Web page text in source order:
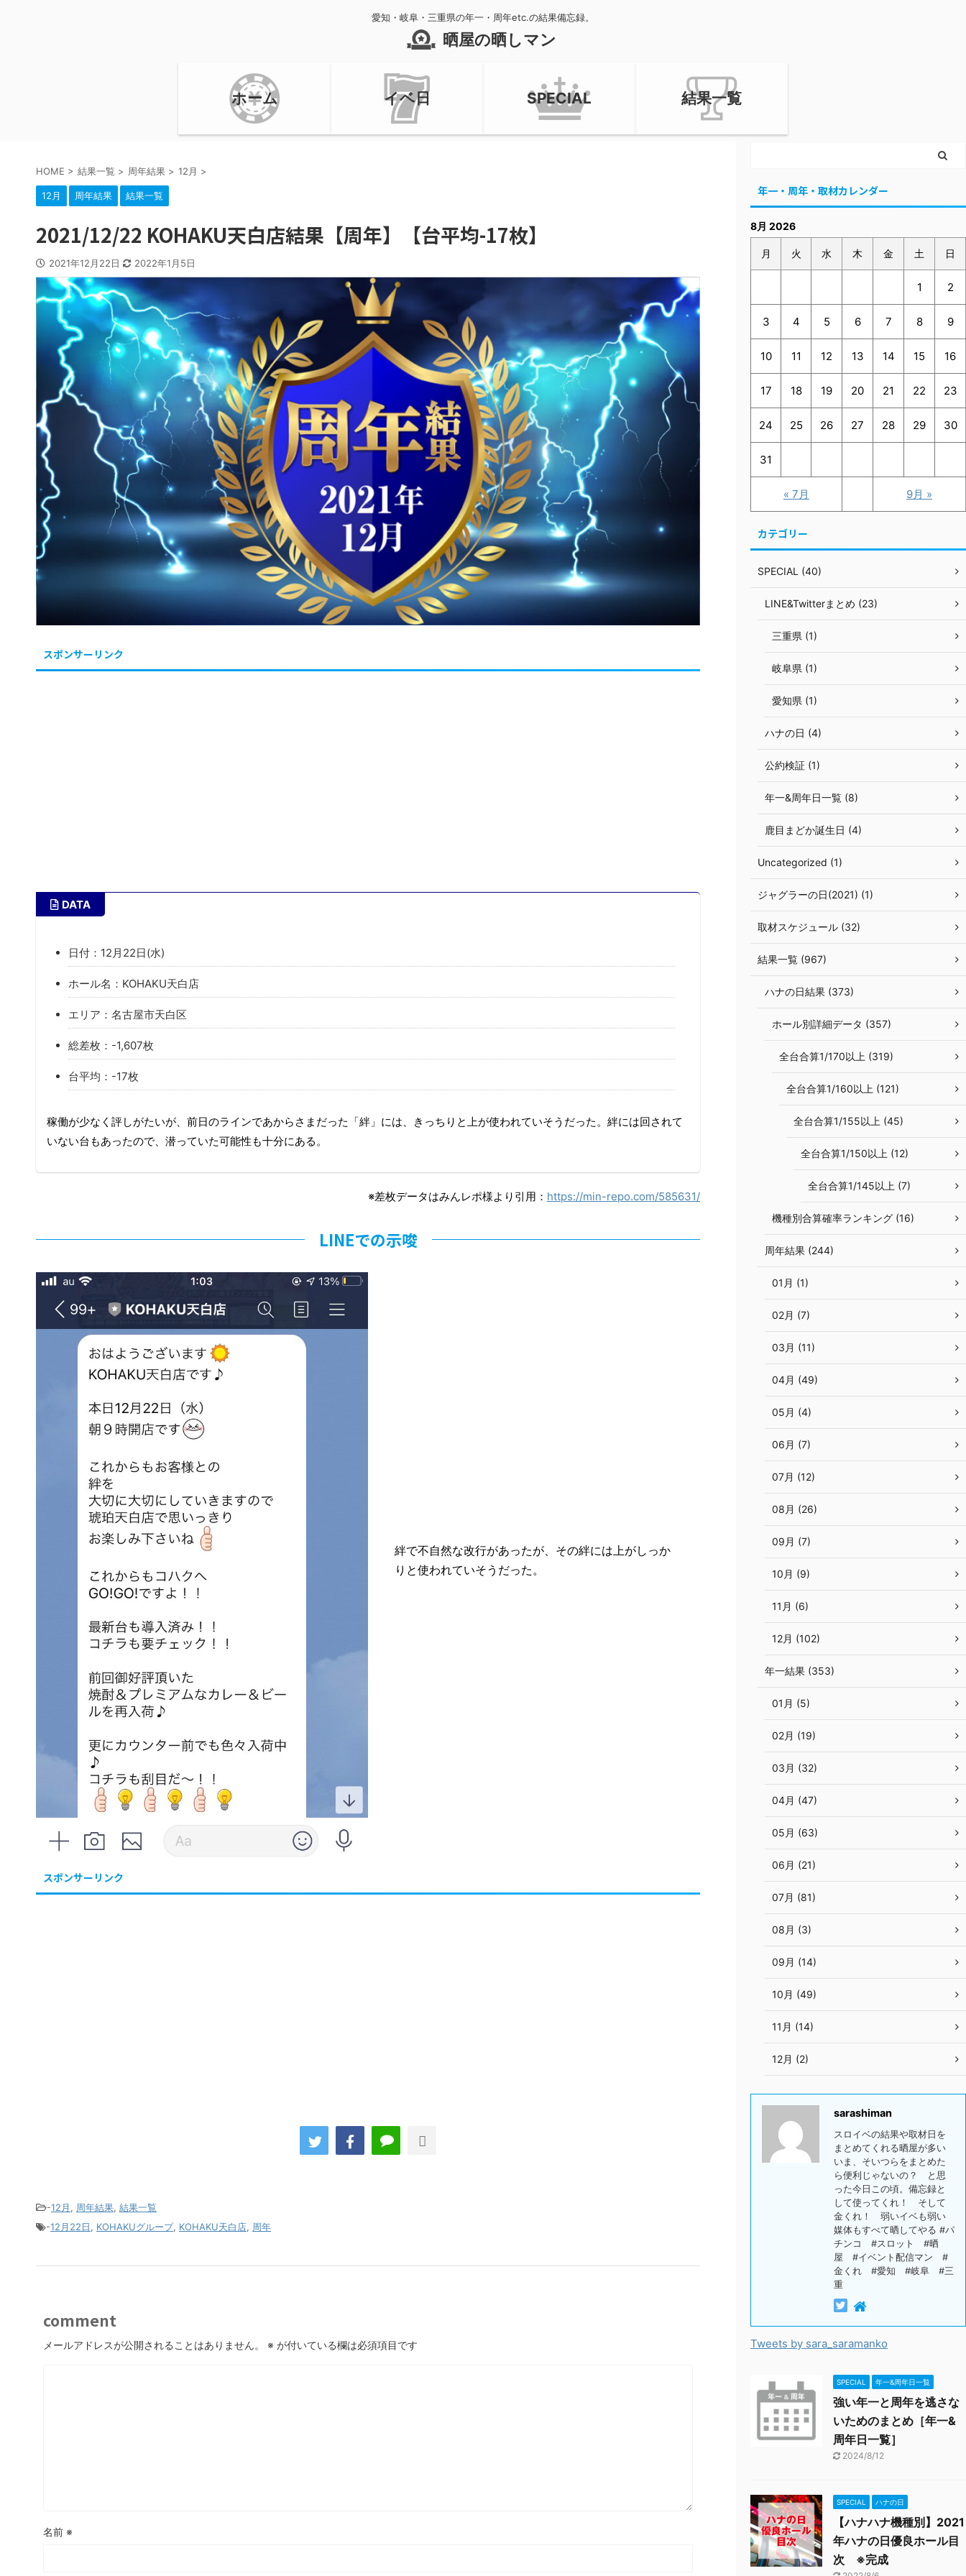
愛知・岐阜・三重県の年一・周年etc.の結果備忘録。
晒屋の晒しマン
ホーム イベ日 SPECIAL 結果一覧
HOME > 結果一覧 > 周年結果 > 12月 >
12月 周年結果 結果一覧
2021/12/22 KOHAKU天白店結果【周年】【台平均-17枚】
2021年12月22日 2022年1月5日
スポンサーリンク
DATA
日付：12月22日(水)
ホール名：KOHAKU天白店
エリア：名古屋市天白区
総差枚：-1,607枚
台平均：-17枚
稼働が少なく評しがたいが、前日のラインであからさまだった「絆」には、きっちりと上が使われていそうだった。絆には回されて
いない台もあったので、潜っていた可能性も十分にある。
※差枚データはみんレポ様より引用： https://min-repo.com/585631/
LINEでの示唆
絆で不自然な改行があったが、その絆には上がしっか
りと使われていそうだった。
スポンサーリンク
-12月 , 周年結果, 結果一覧
-12月22日, KOHAKUグループ, KOHAKU天白店, 周年
comment
メールアドレスが公開されることはありません。 ※ が付いている欄は必須項目です
名前 ※
年一・周年・取材カレンダー
8月 2026
月 火 水 木 金 土 日
1 2
3 4 5 6 7 8 9
10 11 12 13 14 15 16
17 18 19 20 21 22 23
24 25 26 27 28 29 30
31
« 7月 9月 »
カテゴリー
SPECIAL (40)
LINE&Twitterまとめ (23)
三重県 (1)
岐阜県 (1)
愛知県 (1)
ハナの日 (4)
公約検証 (1)
年一&周年日一覧 (8)
鹿目まどか誕生日 (4)
Uncategorized (1)
ジャグラーの日(2021) (1)
取材スケジュール (32)
結果一覧 (967)
ハナの日結果 (373)
ホール別詳細データ (357)
全台合算1/170以上 (319)
全台合算1/160以上 (121)
全台合算1/155以上 (45)
全台合算1/150以上 (12)
全台合算1/145以上 (7)
機種別合算確率ランキング (16)
周年結果 (244)
01月 (1)
02月 (7)
03月 (11)
04月 (49)
05月 (4)
06月 (7)
07月 (12)
08月 (26)
09月 (7)
10月 (9)
11月 (6)
12月 (102)
年一結果 (353)
01月 (5)
02月 (19)
03月 (32)
04月 (47)
05月 (63)
06月 (21)
07月 (81)
08月 (3)
09月 (14)
10月 (49)
11月 (14)
12月 (2)
sarashiman
スロイベの結果や取材日を
まとめてくれる晒屋が多い
いま、そいつらをまとめた
ら便利じゃないの？ と思
った今日この頃。備忘録と
して使ってくれ！ そして
金くれ！ 弱いイベも弱い
媒体もすべて晒してやる #パ
チンコ #スロット #晒
屋 #イベント配信マン #
金くれ #愛知 #岐阜 #三
重
Tweets by sara_saramanko
SPECIAL 年一&周年日一覧
強い年一と周年を逃さな
いためのまとめ［年一&
周年日一覧］
2024/8/12
SPECIAL ハナの日
【ハナハナ機種別】2021
年ハナの日優良ホール目
次 ※完成